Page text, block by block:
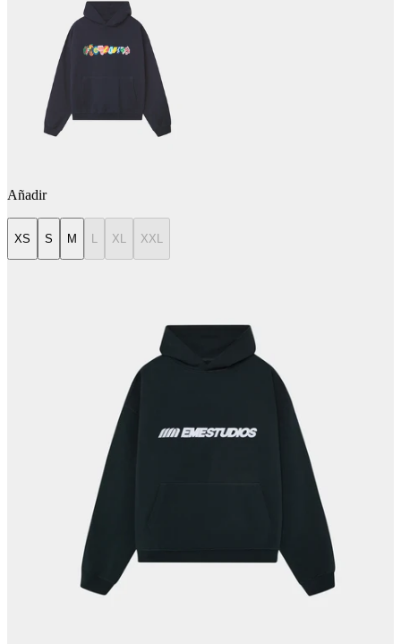
Añadir
XS S M L XL XXL